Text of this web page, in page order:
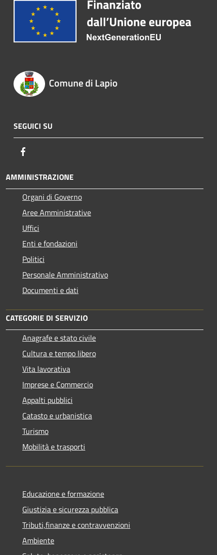
Comune di Lapio
SEGUICI SU
AMMINISTRAZIONE
Organi di Governo
Aree Amministrative
Uffici
Enti e fondazioni
Politici
Personale Amministrativo
Documenti e dati
CATEGORIE DI SERVIZIO
Anagrafe e stato civile
Cultura e tempo libero
Vita lavorativa
Imprese e Commercio
Appalti pubblici
Catasto e urbanistica
Turismo
Mobilità e trasporti
Educazione e formazione
Giustizia e sicurezza pubblica
Tributi,finanze e contravvenzioni
Ambiente